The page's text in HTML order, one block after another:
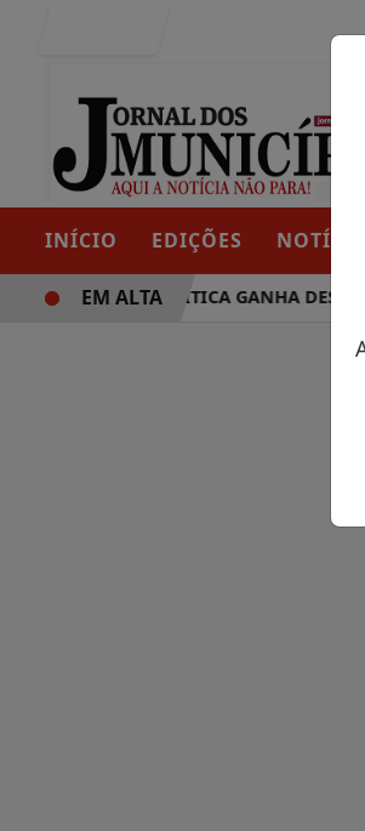
INÍCIO EDIÇÕES NOTÍCIAS
TRAJETÓRIA POLÍTICA GANHA
EM ALTA